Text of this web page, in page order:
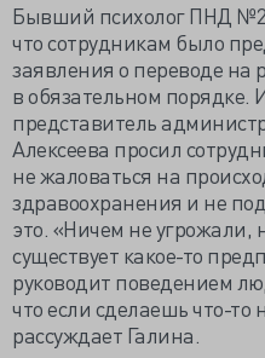
Бывший психолог ПНД
что сотрудникам было
заявления о переводе на
в обязательном порядке.
представитель
Алексеева просил
не жаловаться на
здравоохранения и не
это. «Ничем не угрожали,
существует какое-то
руководит поведением
что если сделаешьчто-то
рассуждает Галина.